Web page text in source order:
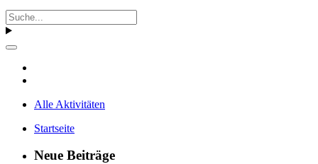
Alle Aktivitäten
Startseite
Neue Beiträge